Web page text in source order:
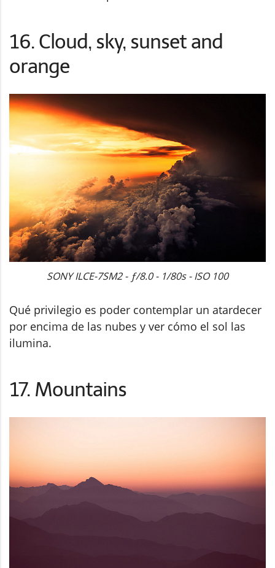
16. Cloud, sky, sunset and
orange
SONY ILCE-7SM2 - ƒ/8.0 - 1/80s - ISO 100
Qué privilegio es poder contemplar un atardecer
por encima de las nubes y ver cómo el sol las
ilumina.
17. Mountains